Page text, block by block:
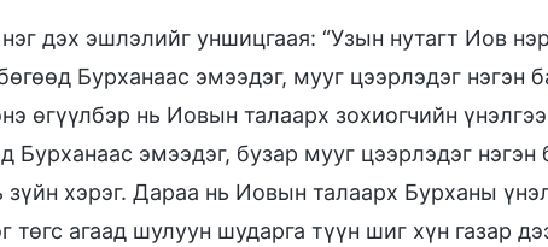
дэх эшлэлийг уншицгаая: “Узын нутагт Иов
Бурханаас эмээдэг, мууг цээрлэдэг нэгэн
өгүүлбэр нь Иовын талаарх зохиогчийн
Бурханаас эмээдэг, бузар мууг цээрлэдэг
зүйн хэрэг. Дараа нь Иовын талаарх Бурханы
агаад шулуун шударга түүн шиг хүн газар